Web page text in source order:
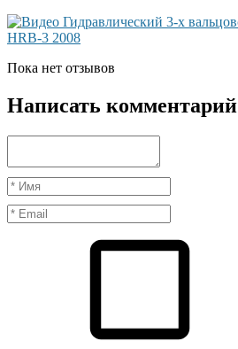
Пока нет отзывов
Написать комментарий